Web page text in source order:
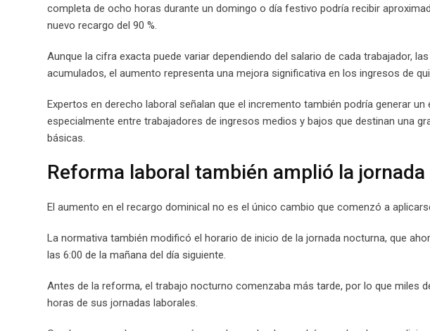
completa de ocho horas durante un domingo o día festivo podría recibir
nuevo recargo del 90 %.
Aunque la cifra exacta puede variar dependiendo del salario de cada trabajador,
acumulados, el aumento representa una mejora significativa en los ingresos de
Expertos en derecho laboral señalan que el incremento también podría generar
especialmente entre trabajadores de ingresos medios y bajos que destinan una
básicas.
Reforma laboral también amplió la
El aumento en el recargo dominical no es el único cambio que comenzó a
La normativa también modificó el horario de inicio de la jornada nocturna, que
las 6:00 de la mañana del día siguiente.
Antes de la reforma, el trabajo nocturno comenzaba más tarde, por lo que miles
horas de sus jornadas laborales.